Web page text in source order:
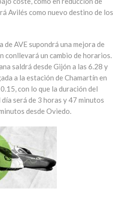
Avilés como nuevo destino de los
de AVE supondrá una mejora de
conllevará un cambio de horarios.
saldrá desde Gijón a las 6.28 y
a la estación de Chamartín en
con lo que la duración del
será de 3 horas y 47 minutos
desde Oviedo.